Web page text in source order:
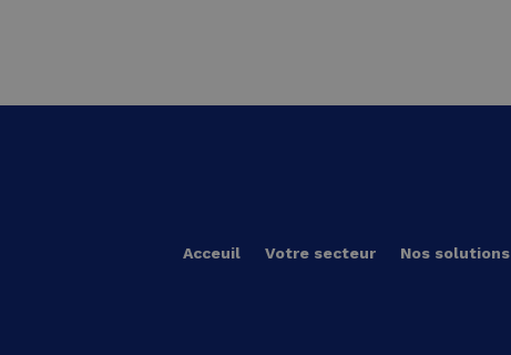
Acceuil Votre secteur Nos solutions